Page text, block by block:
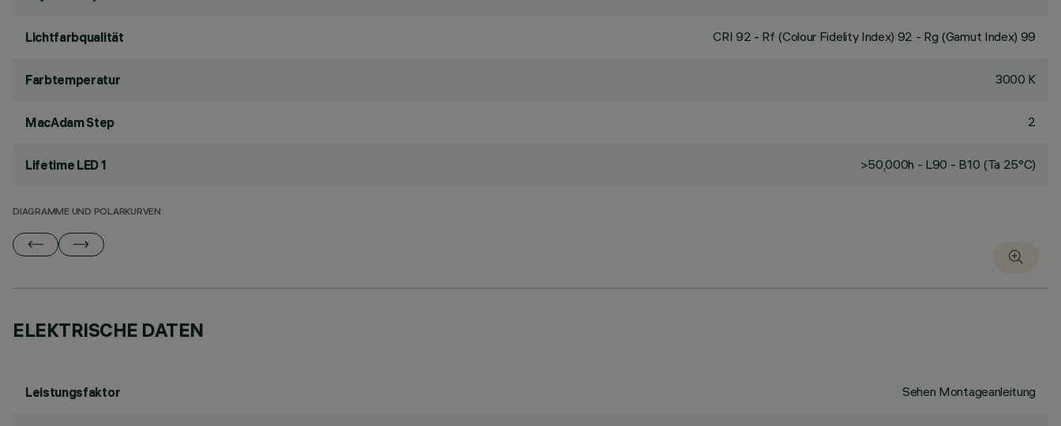
Lichtfarbqualität CRI 92 - Rf (Colour Fidelity Index) 92 - Rg (Gamut Index) 99
Farbtemperatur 3000 K
MacAdam Step 2
Lifetime LED 1 >50,000h - L90 - B10 (Ta 25°C)
DIAGRAMME UND POLARKURVEN
ELEKTRISCHE DATEN
Leistungsfaktor Sehen Montageanleitung